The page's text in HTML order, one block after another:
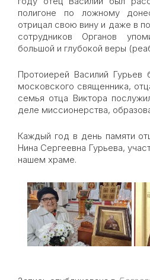
полигоне по ложному
отрицал свою вину и даже в
сотрудников Органов
большой и глубокой веры
Протоиерей Василий Гурьев
московского священника,
семья отца Виктора
деле миссионерства,
Каждый год в день памяти
Нина Сергеевна Гурьева,
нашем храме.